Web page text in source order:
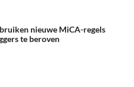
nieuwe MiCA-regels
te beroven